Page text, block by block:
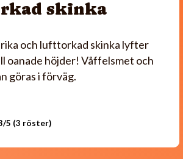
skinka
och lufttorkad skinka lyfter
oanade höjder! Våffelsmet och
göras i förväg.